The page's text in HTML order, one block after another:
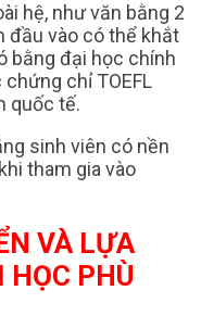
hệ, như văn bằng 2
đầu vào có thể khắt
bằng đại học chính
chỉ TOEFL
quốc tế.
sinh viên có nền
tham gia vào
VÀ LỰA
HỌC PHÙ